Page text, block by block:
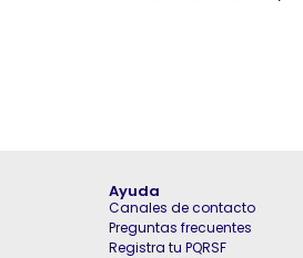
Ayuda
Canales de contacto
Preguntas frecuentes
Registra tu PQRSF